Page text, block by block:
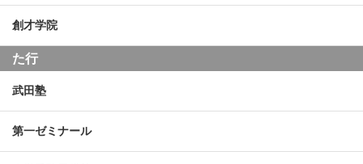
創才学院
た行
武田塾
第一ゼミナール